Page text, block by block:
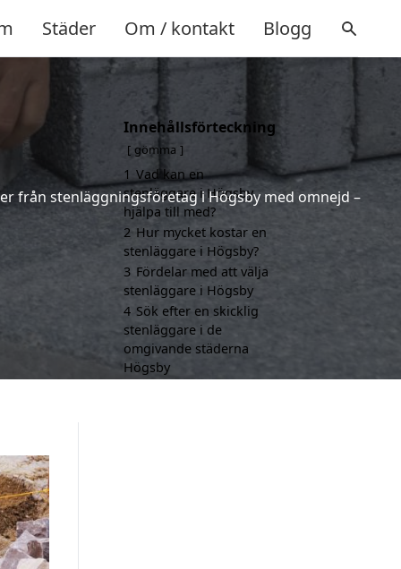
Städer Om / kontakt Blogg
från stenläggningsföretag i Högsby med omnejd –
Innehållsförteckning
gömma
1 Vad kan en
stenläggare i Högsby
hjälpa till med?
2 Hur mycket kostar en
stenläggare i Högsby?
3 Fördelar med att välja
stenläggare i Högsby
4 Sök efter en skicklig
stenläggare i de
omgivande städerna
Högsby